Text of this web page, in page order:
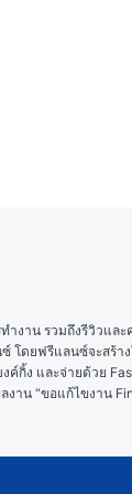
งาน รวมถึงรีวิวและ
โดยฟรีแลนซ์จะสร้
ค์กิ้ง และจ่ายด้วย
งาน “ขอแก้ไขงาน